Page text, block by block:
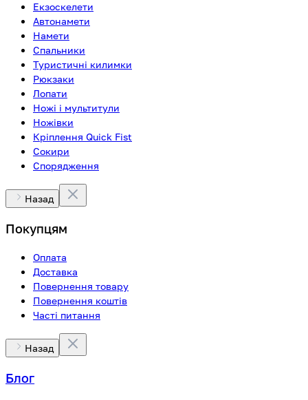
Екзоскелети
Автонамети
Намети
Спальники
Туристичні килимки
Рюкзаки
Лопати
Ножі і мультитули
Ножівки
Кріплення Quick Fist
Сокири
Спорядження
Назад
Покупцям
Оплата
Доставка
Повернення товару
Повернення коштів
Часті питання
Назад
Блог